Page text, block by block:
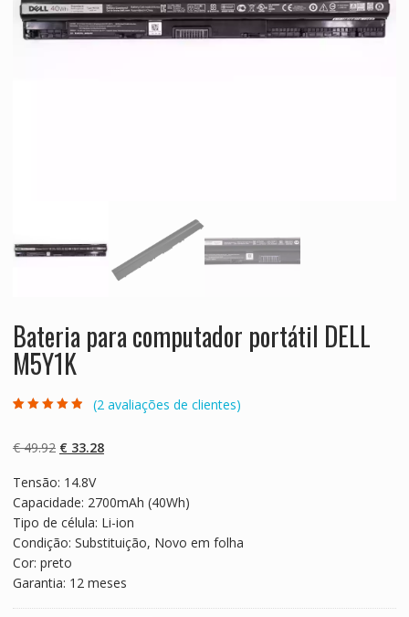
Bateria para computador portátil DELL
M5Y1K
5 com base
em
clientes
(2 avaliações de clientes)
€49.92 O
original
era:
€ 49.92.
€33.28O
é:
€ 33.28.
Tensão: 14.8V
Capacidade: 2700mAh (40Wh)
Tipo de célula: Li-ion
Condição: Substituição, Novo em folha
Cor: preto
Garantia: 12 meses